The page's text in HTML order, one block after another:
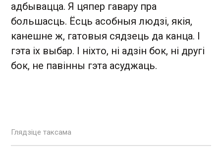
адбывацца. Я цяпер гавару пра
большасць. Ёсць асобныя людзі, якія,
канешне ж, гатовыя сядзець да канца. І
гэта іх выбар. І ніхто, ні адзін бок, ні другі
бок, не павінны гэта асуджаць.
Глядзіце таксама